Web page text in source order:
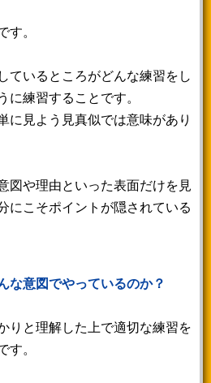
す。
ているところがどんな練習をし
に練習することです。
に見よう見真似では意味があり
図や理由といった表面だけを見
にこそポイントが隠されている
な意図でやっているのか？
りと理解した上で適切な練習を
す。